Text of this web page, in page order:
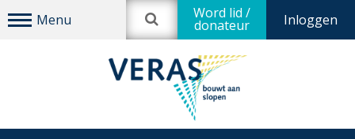
Inloggen
Word lid /
donateur